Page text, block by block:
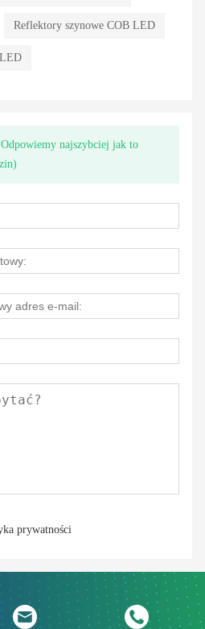
Reflektory szynowe COB LED
najszybciej jak to
prywatności